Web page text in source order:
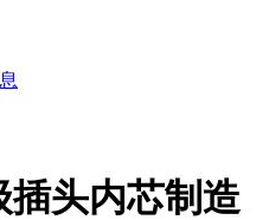
插头内芯制造